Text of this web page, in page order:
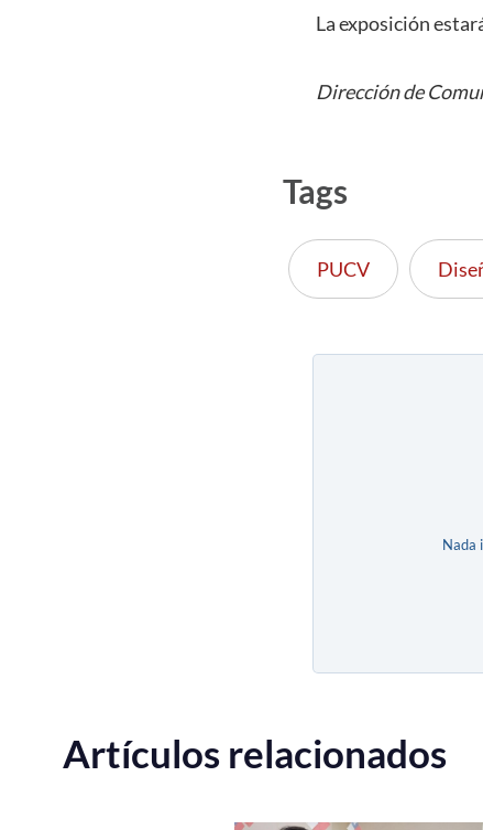
La exposición
Dirección de
Tags
PUCV
Nada
Artículos relacionados